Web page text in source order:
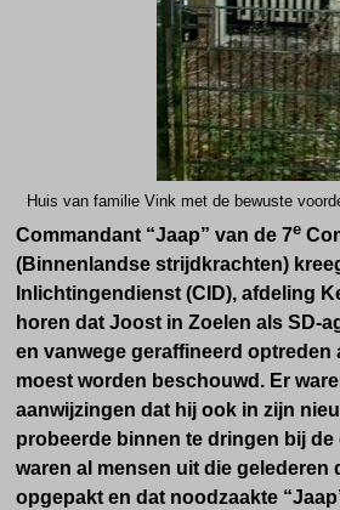
Huis van familie Vink met de bewuste
Commandant “Jaap” van de 7e
(Binnenlandse strijdkrachten)
Inlichtingendienst (CID), afdeling
horen dat Joost in Zoelen als SD-
en vanwege geraffineerd optreden
moest worden beschouwd. Er
aanwijzingen dat hij ook in zijn
probeerde binnen te dringen bij
waren al mensen uit die gelederen
opgepakt en dat noodzaakte